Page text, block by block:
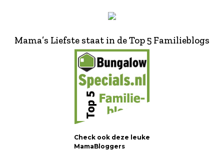
Mama’s Liefste staat in de Top 5 Familieblogs
Check ook deze leuke
MamaBloggers